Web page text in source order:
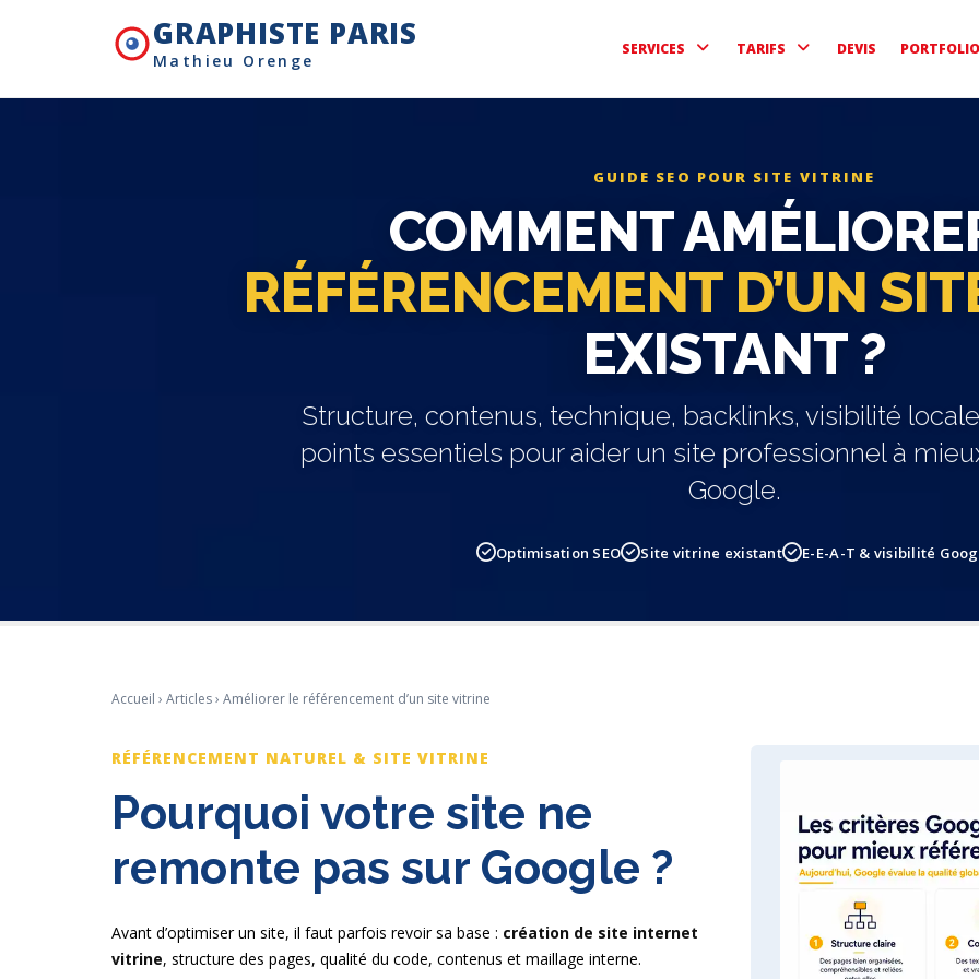
GRAPHISTE PARIS
Mathieu Orenge
SERVICES TARIFS DEVIS PORTFOLIO
GUIDE SEO POUR SITE VITRINE
COMMENT
RÉFÉRENCEMENT D’UN
EXISTANT ?
Structure, contenus, technique, backlinks, visibilité
points essentiels pour aider un site professionnel à
Google.
Optimisation SEO Site vitrine existant E-E-A-T & visibilité
Accueil › Articles› Améliorer le référencement d’un site vitrine
RÉFÉRENCEMENT NATUREL & SITE VITRINE
Pourquoi votre site ne
remonte pas sur Google ?
Avant d’optimiser un site, il faut parfois revoir sa base : création de site internet
vitrine, structure des pages, qualité du code, contenus et maillage interne.